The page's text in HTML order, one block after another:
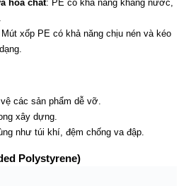
hóa chất: PE có khả năng kháng nước,
Mút xốp PE có khả năng chịu nén và kéo
các sản phẩm dễ vỡ.
xây dựng.
như túi khí, đệm chống va đập.
Polystyrene)